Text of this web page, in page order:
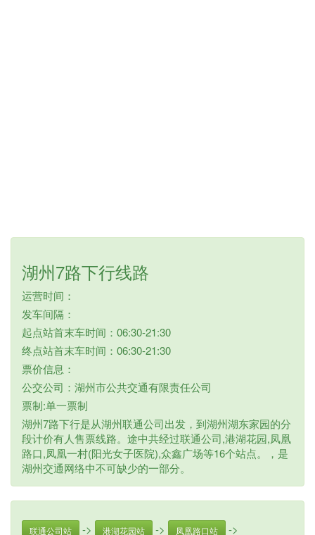
湖州7路下行线路
运营时间：
发车间隔：
起点站首末车时间：06:30-21:30
终点站首末车时间：06:30-21:30
票价信息：
公交公司：湖州市公共交通有限责任公司
票制:单一票制
湖州7路下行是从湖州联通公司出发，到湖州湖东家园的分
段计价有人售票线路。途中共经过联通公司,港湖花园,凤凰
路口,凤凰一村(阳光女子医院),众鑫广场等16个站点。，是
湖州交通网络中不可缺少的一部分。
联通公司站 -> 港湖花园站 -> 凤凰路口站 ->